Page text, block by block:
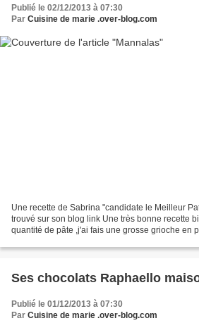
Publié le 02/12/2013 à 07:30
Par Cuisine de marie .over-blog.com
Une recette de Sabrina "candidate le Meilleur
trouvé sur son blog link Une très bonne recette
quantité de pâte ,j'ai fais une grosse grioche en
Ses chocolats Raphaello
Publié le 01/12/2013 à 07:30
Par Cuisine de marie .over-blog.com